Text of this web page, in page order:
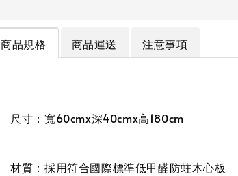
商品規格 商品運送 注意事項
尺寸：寬60cmx深40cmx高180cm
材質：採用符合國際標準低甲醛防蛀木心板